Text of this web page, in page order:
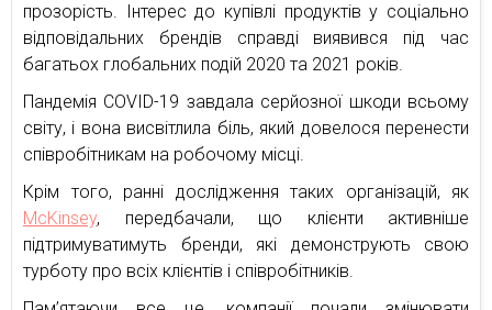
прозорість. Інтерес до купівлі продуктів у соціально
відповідальних брендів справді виявився під час
багатьох глобальних подій 2020 та 2021 років.
Пандемія COVID-19 завдала серйозної шкоди всьому
світу, і вона висвітлила біль, який довелося перенести
співробітникам на робочому місці.
Крім того, ранні дослідження таких організацій, як
McKinsey, передбачали, що клієнти активніше
підтримуватимуть бренди, які демонструють свою
турботу про всіх клієнтів і співробітників.